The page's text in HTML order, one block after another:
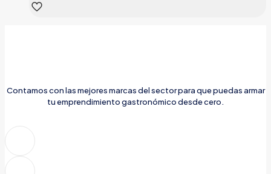
Contamos con las mejores marcas del sector para que puedas armar
tu emprendimiento gastronómico desde cero.